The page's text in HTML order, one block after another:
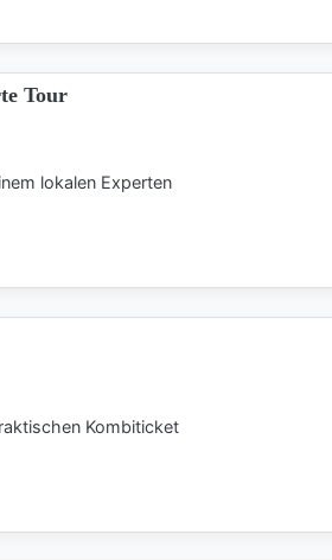
Tour
lokalen Experten
Kombiticket